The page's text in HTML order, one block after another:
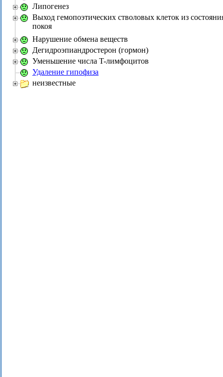
Липогенез
Выход гемопоэтических стволовых клеток из
покоя
Нарушение обмена веществ
Дегидроэпиандростерон (гормон)
Уменьшение числа T-лимфоцитов
Удаление гипофиза
неизвестные